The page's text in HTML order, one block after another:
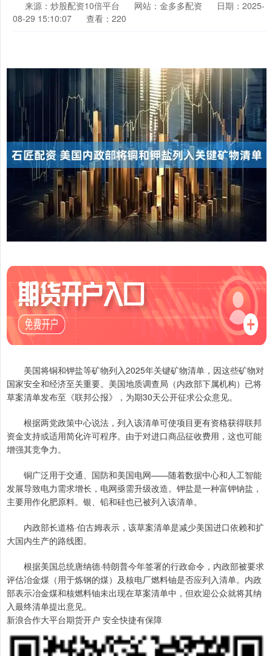
来源：炒股配资10倍平台 网站：金多多配资
日期：2025-
08-29 15:10:07
查看：220
美国将铜和钾盐等矿物列入2025年关键矿物清单，因这些矿物对
国家安全和经济至关重要。美国地质调查局（内政部下属机构）已将
草案清单发布至《联邦公报》，为期30天公开征求公众意见。
根据两党政策中心说法，列入该清单可使项目更有资格获得联邦
资金支持或适用简化许可程序。由于对进口商品征收费用，这也可能
增强其竞争力。
铜广泛用于交通、国防和美国电网——随着数据中心和人工智能
发展导致电力需求增长，电网亟需升级改造。钾盐是一种富钾钠盐，
主要用作化肥原料。银、铅和硅也已被列入该清单。
内政部长道格·伯古姆表示，该草案清单是减少美国进口依赖和扩
大国内生产的路线图。
根据美国总统唐纳德·特朗普今年签署的行政命令，内政部被要求
评估冶金煤（用于炼钢的煤）及核电厂燃料铀是否应列入清单。内政
部表示冶金煤和核燃料铀未出现在草案清单中，但欢迎公众就将其纳
入最终清单提出意见。
新浪合作大平台期货开户 安全快捷有保障